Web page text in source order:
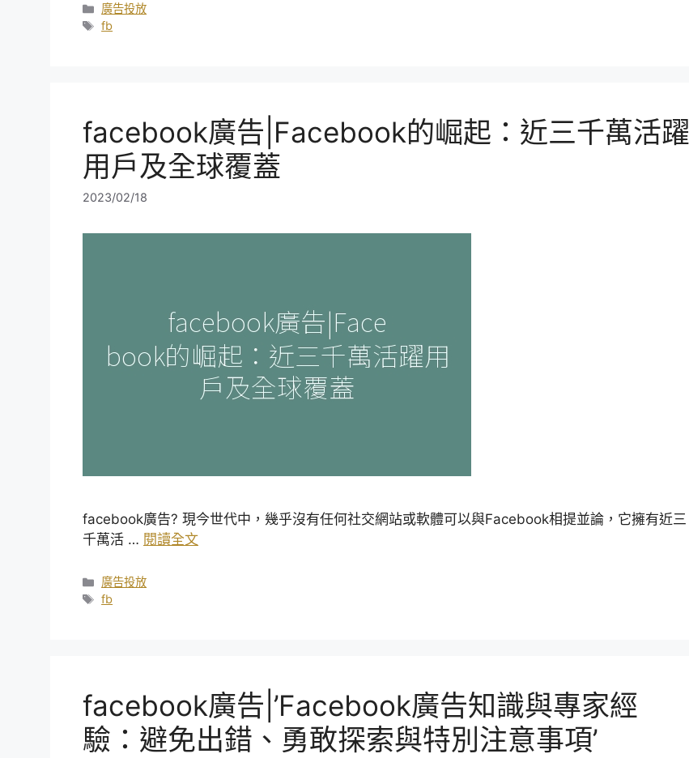
分
類
廣告投放
標
fb
facebook廣告|Facebook的崛起：近三千萬活躍
用戶及全球覆蓋
2023/02/18
facebook廣告? 現今世代中，幾乎沒有任何社交網站或軟體可以與Facebook相提並論，它擁有近三
千萬活 … 閱讀全文
分
類
廣告投放
標
fb
facebook廣告|’Facebook廣告知識與專家經
驗：避免出錯、勇敢探索與特別注意事項’